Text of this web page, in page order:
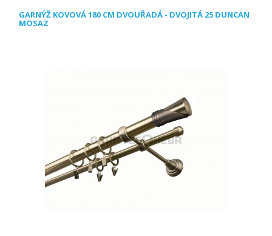
GARNÝŽ KOVOVÁ 180 CM DVOUŘADÁ - DVOJITÁ 25 DUNCAN
MOSAZ